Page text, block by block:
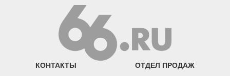
КОНТАКТЫ ОТДЕЛ ПРОДАЖ